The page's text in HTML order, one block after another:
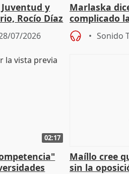
y
Rocío Díaz
07/2026
Marlaska
complicado
durante la
Sonido
02:17
Maíllo cree
sin la